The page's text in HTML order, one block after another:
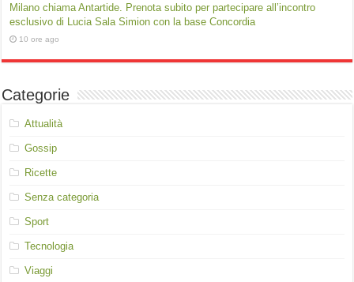
Milano chiama Antartide. Prenota subito per partecipare all’incontro
esclusivo di Lucia Sala Simion con la base Concordia
10 ore ago
Categorie
Attualità
Gossip
Ricette
Senza categoria
Sport
Tecnologia
Viaggi